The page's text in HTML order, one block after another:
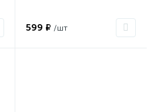
599 ₽ /шт